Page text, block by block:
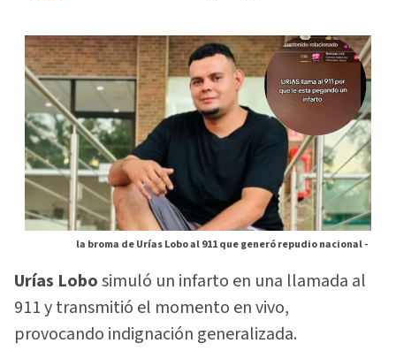
la broma de Urías Lobo al 911 que generó repudio nacional -
Urías Lobosimuló un infarto en una llamada al
911 y transmitió el momento en vivo,
provocando indignación generalizada.